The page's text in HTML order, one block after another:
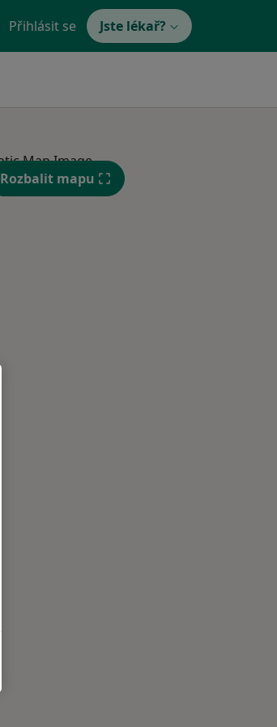
Přihlásit se Jste lékař?
Rozbalit mapu